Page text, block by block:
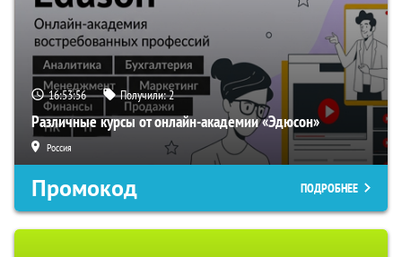
16:53:55 Получили:2
Различные курсы от онлайн-академии «Эдюсон»
Россия
Промокод ПОДРОБНЕЕ